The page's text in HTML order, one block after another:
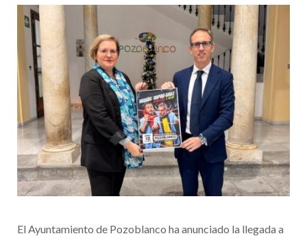
El Ayuntamiento de Pozoblanco ha anunciado la llegada a